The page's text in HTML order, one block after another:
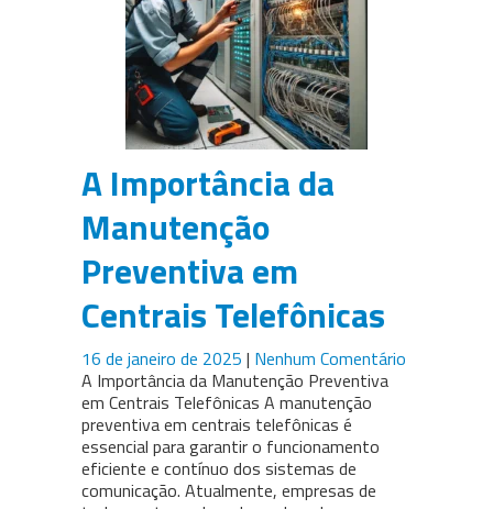
A Importância da
Manutenção
Preventiva em
Centrais Telefônicas
16 de janeiro de 2025 | Nenhum Comentário
A Importância da Manutenção Preventiva
em Centrais Telefônicas A manutenção
preventiva em centrais telefônicas é
essencial para garantir o funcionamento
eficiente e contínuo dos sistemas de
comunicação. Atualmente, empresas de